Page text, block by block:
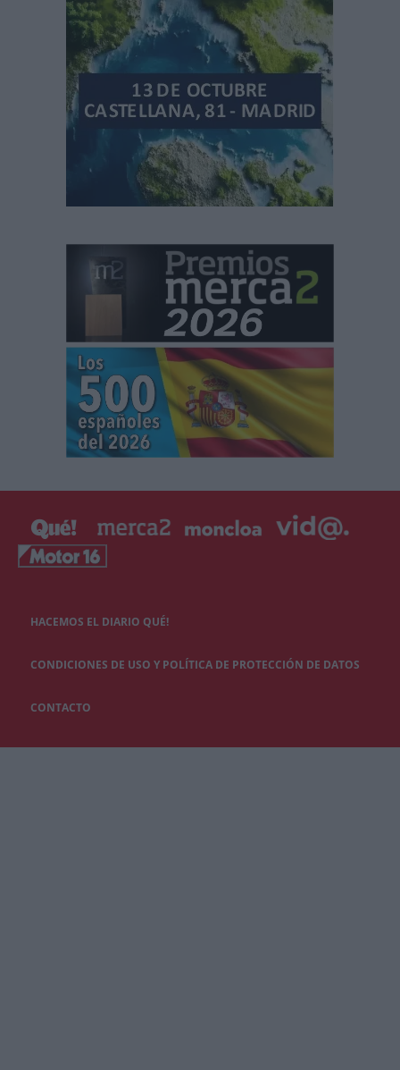
HACEMOS EL DIARIO QUÉ!
CONDICIONES DE USO Y POLÍTICA DE PROTECCIÓN DE DATOS
CONTACTO